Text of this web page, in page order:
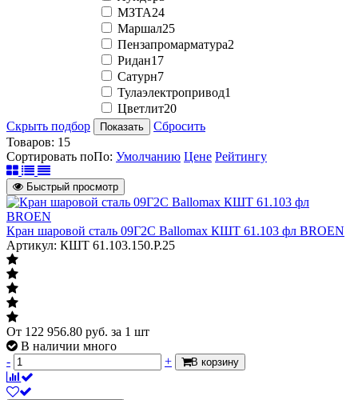
МЗТА24
Маршал25
Пензапромарматура2
Ридан17
Сатурн7
Тулаэлектропривод1
Цветлит20
Скрыть подбор
Показать
Сбросить
Товаров: 15
Сортировать поПо: Умолчанию Цене Рейтингу
Быстрый просмотр
Кран шаровой сталь 09Г2С Ballomax КШТ 61.103 фл BROEN
Артикул: КШТ 61.103.150.Р.25
От 122 956.80 руб. за 1 шт
В наличии много
-
+ В корзину